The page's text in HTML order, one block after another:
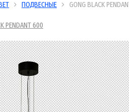
ПОДВЕСНЫЕ GONG BLACK
PENDANT 600